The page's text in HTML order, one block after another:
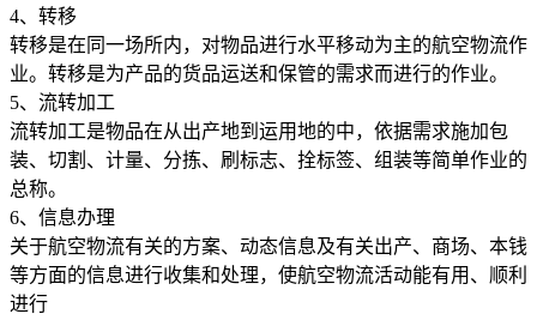
4、转移
转移是在同一场所内，对物品进行水平移动为主的航空物流作
业。转移是为产品的货品运送和保管的需求而进行的作业。
5、流转加工
流转加工是物品在从出产地到运用地的中，依据需求施加包
装、切割、计量、分拣、刷标志、拴标签、组装等简单作业的
总称。
6、信息办理
关于航空物流有关的方案、动态信息及有关出产、商场、本钱
等方面的信息进行收集和处理，使航空物流活动能有用、顺利
进行